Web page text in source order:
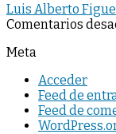
Luis Alberto
Comentarios
Meta
Acceder
Feed de
Feed de